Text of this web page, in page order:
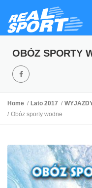
OBÓZ SPORTY
Home Lato 2017
Obóz sporty wodne